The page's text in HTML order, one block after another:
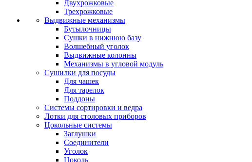
Двухрожковые
Трехрожковые
Выдвижные механизмы
Бутылочницы
Сушки в нижнюю базу
Волшебный уголок
Выдвижные колонны
Механизмы в угловой модуль
Сушилки для посуды
Для чашек
Для тарелок
Поддоны
Системы сортировки и ведра
Лотки для столовых приборов
Цокольные системы
Заглушки
Соединители
Уголок
Цоколь